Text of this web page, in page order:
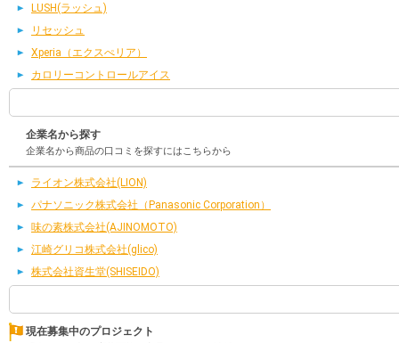
LUSH(ラッシュ)
リセッシュ
Xperia（エクスぺリア）
カロリーコントロールアイス
企業名から探す
企業名から商品の口コミを探すにはこちらから
ライオン株式会社(LION)
パナソニック株式会社（Panasonic Corporation）
味の素株式会社(AJINOMOTO)
江崎グリコ株式会社(glico)
株式会社資生堂(SHISEIDO)
現在募集中のプロジェクト